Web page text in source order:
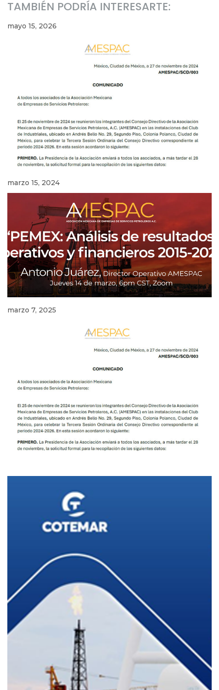
TAMBIÉN PODRÍA INTERESARTE:
mayo 15, 2026
marzo 15, 2024
marzo 7, 2025